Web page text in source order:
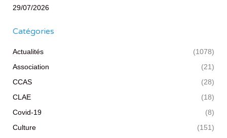
29/07/2026
Catégories
Actualités
(1078)
Association
(21)
CCAS
(28)
CLAE
(18)
Covid-19
(8)
Culture
(151)